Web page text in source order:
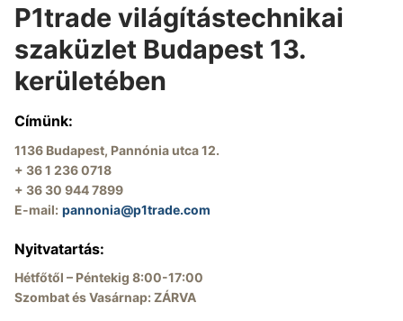
Keresése:
Kezdőlap
Villanyszerelési termékek
Ajánlatkérés
Üzletünk
P1market.com webshop
Eledbolt.hu webshop
P1trade világítástechnikai
szaküzlet Budapest 13.
kerületében
Címünk:
1136 Budapest, Pannónia utca 12.
+ 36 1 236 0718
+ 36 30 944 7899
E-mail: pannonia@p1trade.com
Nyitvatartás:
Hétfőtől – Péntekig 8:00-17:00
Szombat és Vasárnap: ZÁRVA